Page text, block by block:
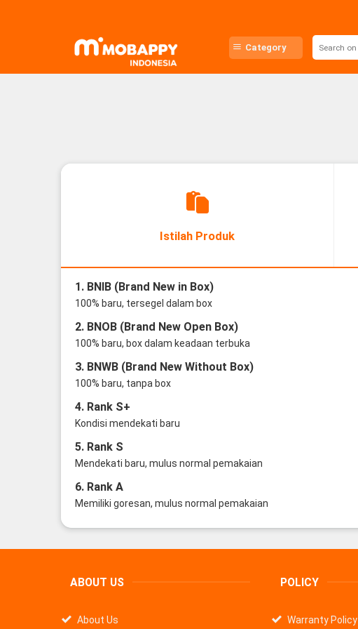
Category
Istilah Produk
1. BNIB (Brand New in Box)
100% baru, tersegel dalam box
2. BNOB (Brand New Open Box)
100% baru, box dalam keadaan terbuka
3. BNWB (Brand New Without Box)
100% baru, tanpa box
4. Rank S+
Kondisi mendekati baru
5. Rank S
Mendekati baru, mulus normal pemakaian
6. Rank A
Memiliki goresan, mulus normal pemakaian
ABOUT US
About Us
POLICY
Warranty Policy